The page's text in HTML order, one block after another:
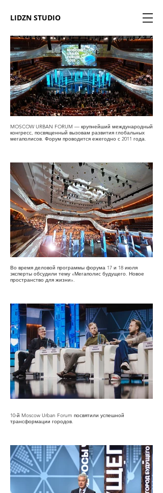
LIDZN STUDIO
MOSCOW URBAN FORUM — крупнейший международный
конгресс, посвященный вызовам развития глобальных
мегаполисов. Форум проводится ежегодно с 2011 года.
Во время деловой программы форума 17 и 18 июля
эксперты обсудили тему «Мегаполис будущего. Новое
пространство для жизни».
10-й Moscow Urban Forum посвятили успешной
трансформации городов.